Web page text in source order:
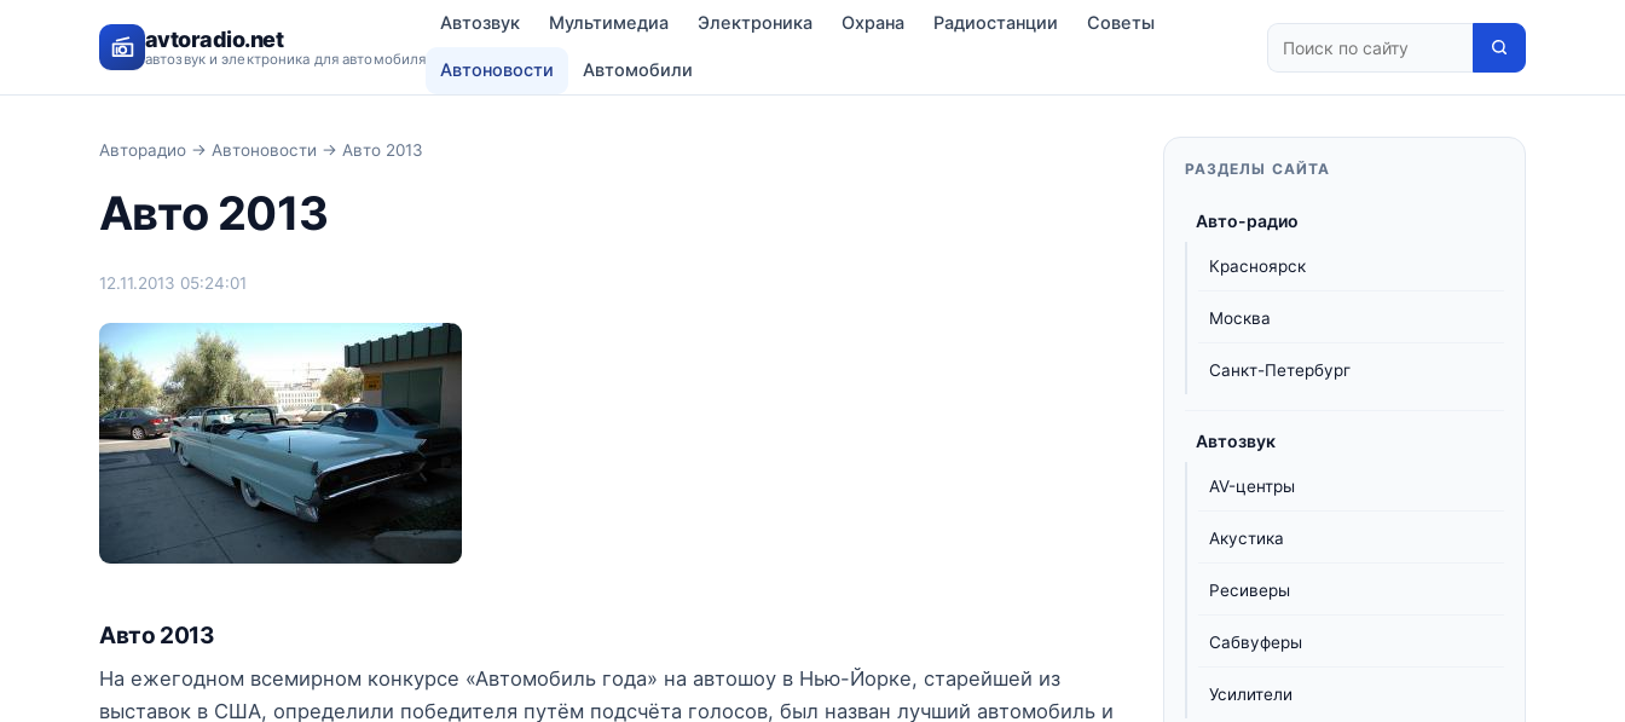
avtoradio.net
автозвук и электроника для автомобиля
Автозвук Мультимедиа Электроника Охрана Радиостанции Советы
Автоновости Автомобили
Авторадио → Автоновости → Авто 2013
Авто 2013
12.11.2013 05:24:01
Авто 2013
На ежегодном всемирном конкурсе «Автомобиль года» на автошоу в Нью-Йорке, старейшей из
выставок в США, определили победителя путём подсчёта голосов, был назван лучший автомобиль и
РАЗДЕЛЫ САЙТА
Авто-радио
Красноярск
Москва
Санкт-Петербург
Автозвук
AV-центры
Акустика
Ресиверы
Сабвуферы
Усилители